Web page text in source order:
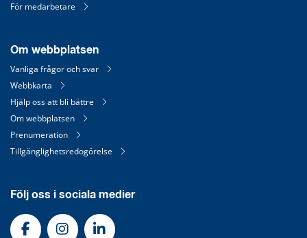
För medarbetare
Om webbplatsen
Vanliga frågor och svar
Webbkarta
Hjälp oss att bli bättre
Om webbplatsen
Prenumeration
Tillgänglighetsredogörelse
Följ oss i sociala medier